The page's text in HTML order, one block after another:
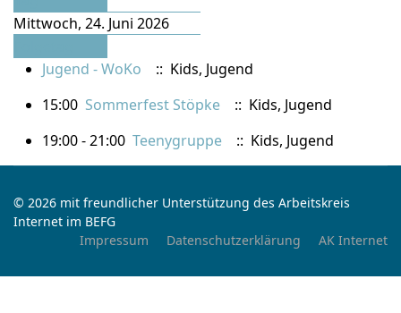
Mittwoch, 24. Juni 2026
Jugend - WoKo
:: Kids, Jugend
15:00 Sommerfest Stöpke
:: Kids, Jugend
19:00 - 21:00 Teenygruppe :: Kids, Jugend
© 2026 mit freundlicher Unterstützung des Arbeitskreis
Internet im BEFG
Impressum
Datenschutzerklärung AK Internet